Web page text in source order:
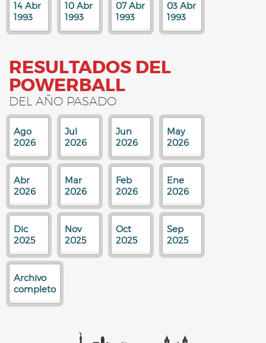
14 Abr
1993
10 Abr
1993
07 Abr
1993
03 Abr
1993
RESULTADOS DEL
POWERBALL
DEL AÑO PASADO
Ago
2026
Jul
2026
Jun
2026
May
2026
Abr
2026
Mar
2026
Feb
2026
Ene
2026
Dic
2025
Nov
2025
Oct
2025
Sep
2025
Archivo
completo